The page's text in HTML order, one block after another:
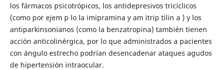
los fármacos psicotrópicos, los antidepresivos tricíclicos
(como por ejem p lo la imipramina y am itrip tilin a ) y los
antiparkinsonianos (como la benzatropina) también tienen
acción anticolinérgica, por lo que administrados a pacientes
con ángulo estrecho podrían desencadenar ataques agudos
de hipertensión intraocular.